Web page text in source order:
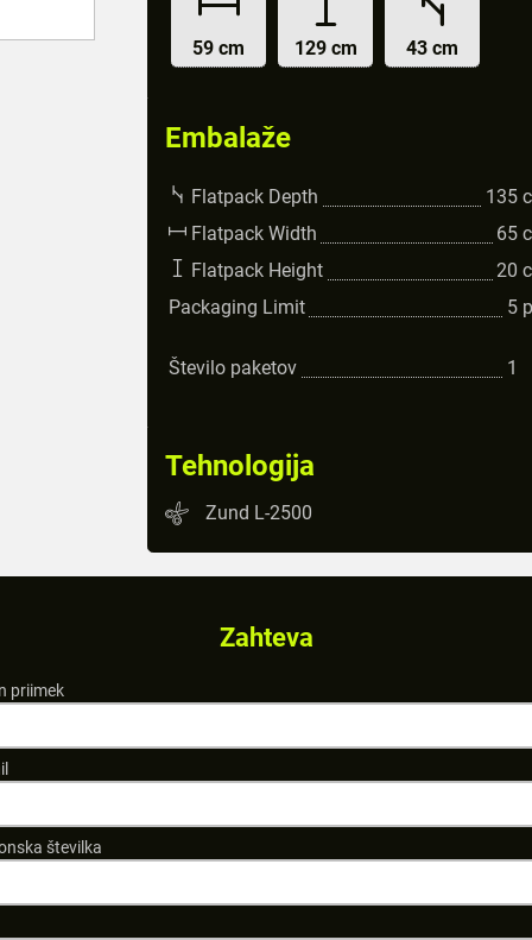
59 cm 129 cm 43 cm
Embalaže
Flatpack Depth 135
Flatpack Width
65
Flatpack Height
20
Packaging Limit
5
Število paketov 1
Tehnologija
Zund L-2500
Zahteva
priimek
številka